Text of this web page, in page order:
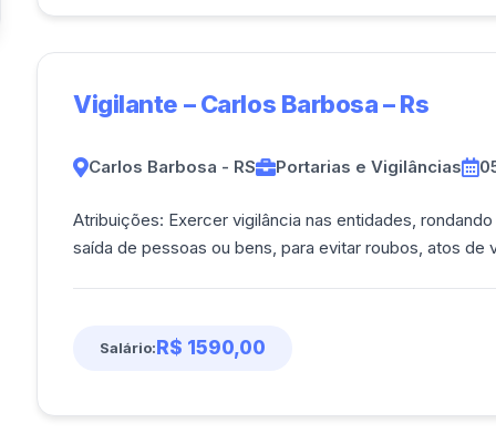
Vigilante – Carlos Barbosa – Rs
Carlos Barbosa - RS Portarias e Vigilâncias
Atribuições: Exercer vigilância nas entidades,
Salário:R$ 1590,00